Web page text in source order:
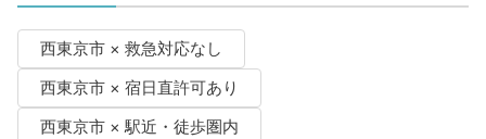
西東京市 × 救急対応なし
西東京市 × 宿日直許可あり
西東京市 × 駅近・徒歩圏内